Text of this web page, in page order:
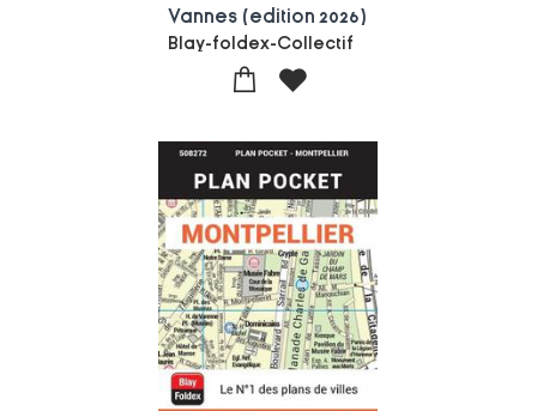
Vannes (edition 2026)
Blay-foldex-Collectif